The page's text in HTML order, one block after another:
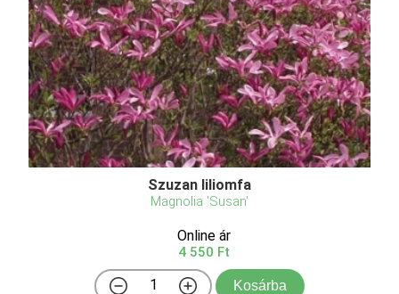
Szuzan liliomfa
Magnolia 'Susan'
Online ár
4 550 Ft
Kosárba